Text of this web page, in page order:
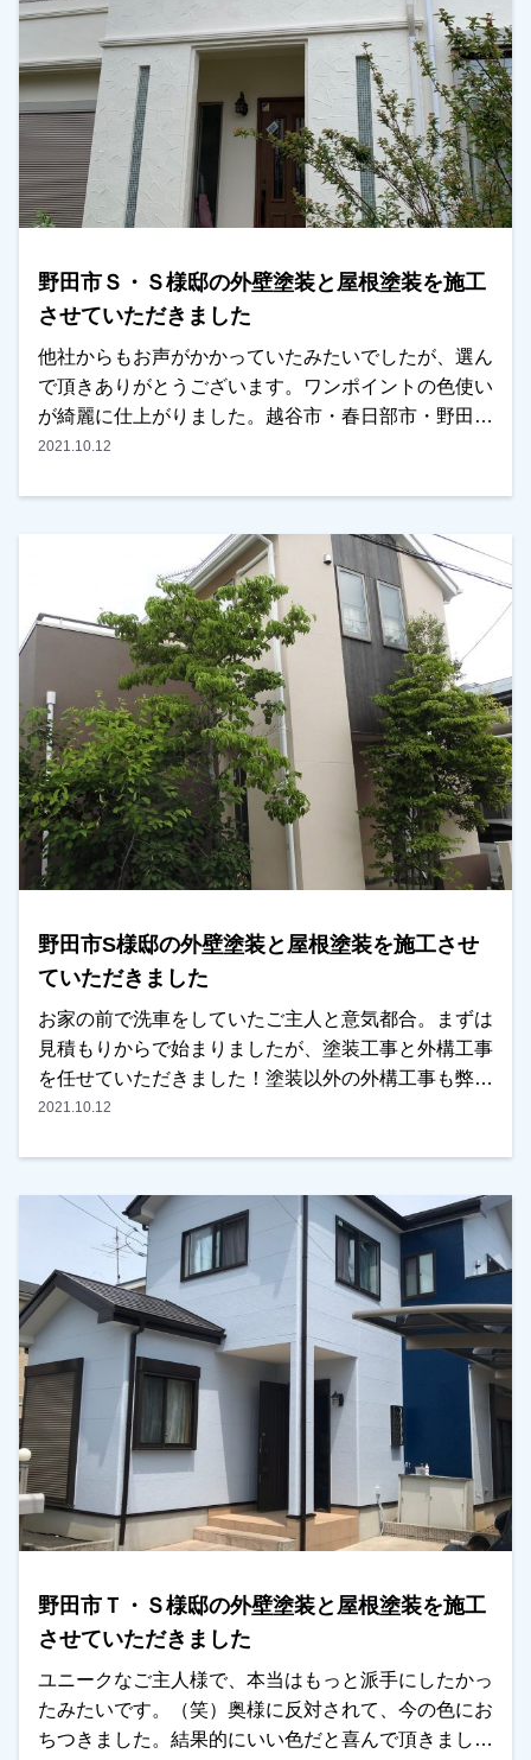
野田市Ｓ・Ｓ様邸の外壁塗装と屋根塗装を施工
させていただきました
他社からもお声がかかっていたみたいでしたが、選ん
で頂きありがとうございます。ワンポイントの色使い
が綺麗に仕上がりました。越谷市・春日部市・野田市
で外壁塗装をお考えのお客様、是非ともよろしくお願
2021.10.12
野田市S様邸の外壁塗装と屋根塗装を施工させ
ていただきました
お家の前で洗車をしていたご主人と意気都合。まずは
見積もりからで始まりましたが、塗装工事と外構工事
を任せていただきました！塗装以外の外構工事も弊社
にお任せください！越谷市・春日部市・野田市で外壁
2021.10.12
野田市Ｔ・Ｓ様邸の外壁塗装と屋根塗装を施工
させていただきました
ユニークなご主人様で、本当はもっと派手にしたかっ
たみたいです。（笑）奥様に反対されて、今の色にお
ちつきました。結果的にいい色だと喜んで頂きまし